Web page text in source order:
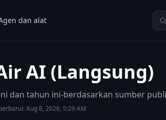
dan alat
AI (Langsung)
dan tahun ini-berdasarkan sumber
Aug 8, 2026, 5:29 AM